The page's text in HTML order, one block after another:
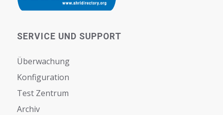
SERVICE UND SUPPORT
Überwachung
Konfiguration
Test Zentrum
Archiv